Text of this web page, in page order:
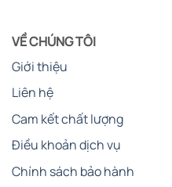
VỀ CHÚNG TÔI
Giới thiệu
Liên hệ
Cam kết chất lượng
Điều khoản dịch vụ
Chính sách bảo hành